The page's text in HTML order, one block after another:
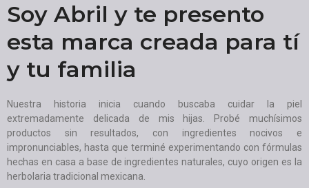
Soy Abril y te presento
esta marca creada para tí
y tu familia
Nuestra historia inicia cuando buscaba cuidar la piel
extremadamente delicada de mis hijas. Probé muchísimos
productos sin resultados, con ingredientes nocivos e
impronunciables, hasta que terminé experimentando con fórmulas
hechas en casa a base de ingredientes naturales, cuyo origen es la
herbolaria tradicional mexicana.